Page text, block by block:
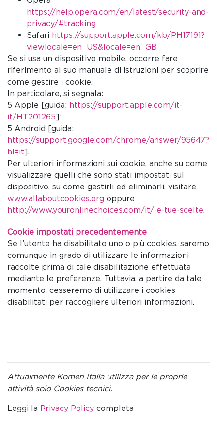
https://help.opera.com/en/latest/security-and-
privacy/#tracking
Safari https://support.apple.com/kb/PH17191?
viewlocale=en_US&locale=en_GB
Se si usa un dispositivo mobile, occorre fare
riferimento al suo manuale di istruzioni per scoprire
come gestire i cookie.
In particolare, si segnala:
5 Apple [guida: https://support.apple.com/it-
it/HT201265];
5 Android [guida:
https://support.google.com/chrome/answer/95647?
hl=it].
Per ulteriori informazioni sui cookie, anche su come
visualizzare quelli che sono stati impostati sul
dispositivo, su come gestirli ed eliminarli, visitare
www.allaboutcookies.org oppure
http://www.youronlinechoices.com/it/le-tue-scelte.
Cookie impostati precedentemente
Se l’utente ha disabilitato uno o più cookies, saremo
comunque in grado di utilizzare le informazioni
raccolte prima di tale disabilitazione effettuata
mediante le preferenze. Tuttavia, a partire da tale
momento, cesseremo di utilizzare i cookies
disabilitati per raccogliere ulteriori informazioni.
Attualmente Komen Italia utilizza per le proprie
attività solo Cookies tecnici.
Leggi la Privacy Policy completa